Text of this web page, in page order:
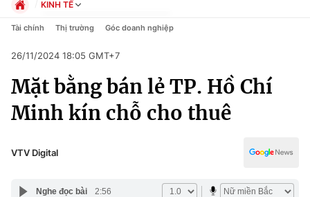
Chuyên mục
Chính trị
Pháp luật
KINH TẾ
Chính trị
Pháp luật
Kinh tế
Thể thao
Truyền hình
Y tế
Công nghệ
Tài chính Thị trường Góc doanh nghiệp
26/11/2024 18:05 GMT+7
Mặt bằng bán lẻ TP. Hồ Chí
Minh kín chỗ cho thuê
VTV Digital
Nghe đọc bài 2:56